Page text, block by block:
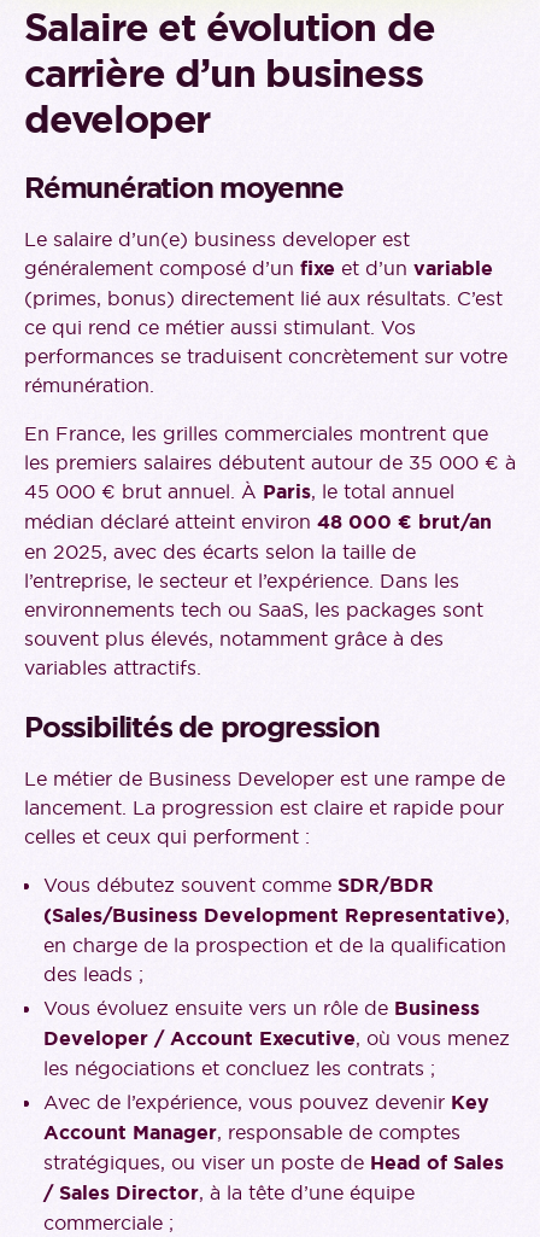
Salaire et évolution de
carrière d’un business
developer
Rémunération moyenne
Le salaire d’un(e) business developer est
généralement composé d’un fixe et d’un variable
(primes, bonus) directement lié aux résultats. C’est
ce qui rend ce métier aussi stimulant. Vos
performances se traduisent concrètement sur votre
rémunération.
En France, les grilles commerciales montrent que
les premiers salaires débutent autour de 35 000 € à
45 000 € brut annuel. À Paris, le total annuel
médian déclaré atteint environ 48 000 € brut/an
en 2025, avec des écarts selon la taille de
l’entreprise, le secteur et l’expérience. Dans les
environnements tech ou SaaS, les packages sont
souvent plus élevés, notamment grâce à des
variables attractifs.
Possibilités de progression
Le métier de Business Developer est une rampe de
lancement. La progression est claire et rapide pour
celles et ceux qui performent :
Vous débutez souvent comme SDR/BDR
(Sales/Business Development Representative),
en charge de la prospection et de la qualification
des leads ;
Vous évoluez ensuite vers un rôle de Business
Developer / Account Executive, où vous menez
les négociations et concluez les contrats ;
Avec de l’expérience, vous pouvez devenir Key
Account Manager, responsable de comptes
stratégiques, ou viser un poste de Head of Sales
/ Sales Director, à la tête d’une équipe
commerciale ;